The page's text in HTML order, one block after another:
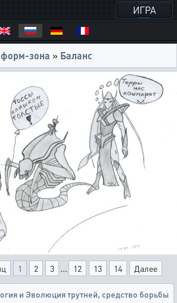
ИГРА
зона » Баланс
1 2 3 ... 12 13 14 Далее
и Эволюция трутней, средство борьбы